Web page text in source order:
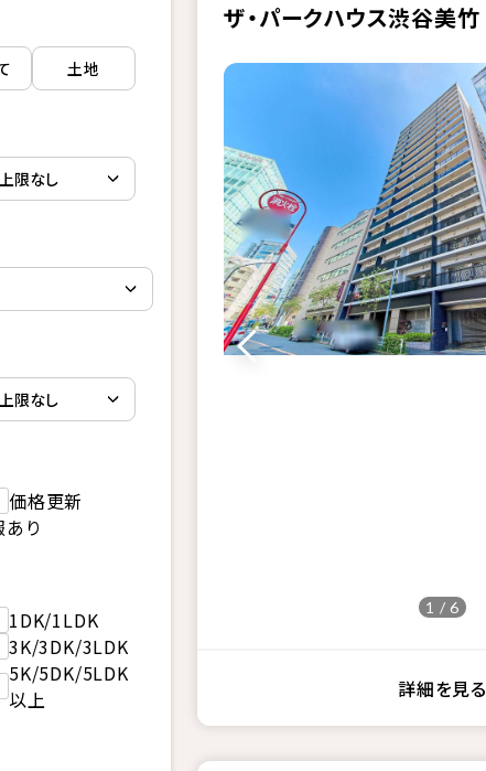
土地
価格更新
り
1DK/1LDK
3K/3DK/3LDK
5K/5DK/5LDK
以上
ザ・パークハウス渋谷美竹
1 / 6
詳細を見る